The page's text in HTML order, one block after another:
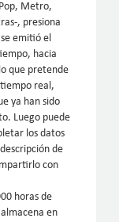
Metro,
, presiona
emitió el
hacia
que pretende
real,
ya han sido
Luego puede
los datos
de
con
horas de
en